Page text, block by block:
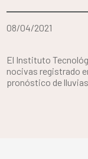
08/04/2021
El Instituto
nocivas registrado
pronóstico de